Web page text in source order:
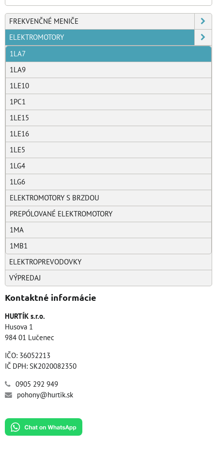
FREKVENČNÉ MENIČE
ELEKTROMOTORY
1LA7
1LA9
1LE10
1PC1
1LE15
1LE16
1LE5
1LG4
1LG6
ELEKTROMOTORY S BRZDOU
PREPÓLOVANÉ ELEKTROMOTORY
1MA
1MB1
ELEKTROPREVODOVKY
VÝPREDAJ
Kontaktné informácie
HURTÍK s.r.o.
Husova 1
984 01 Lučenec
IČO: 36052213
IČ DPH: SK2020082350
0905 292 949
pohony@hurtik.sk